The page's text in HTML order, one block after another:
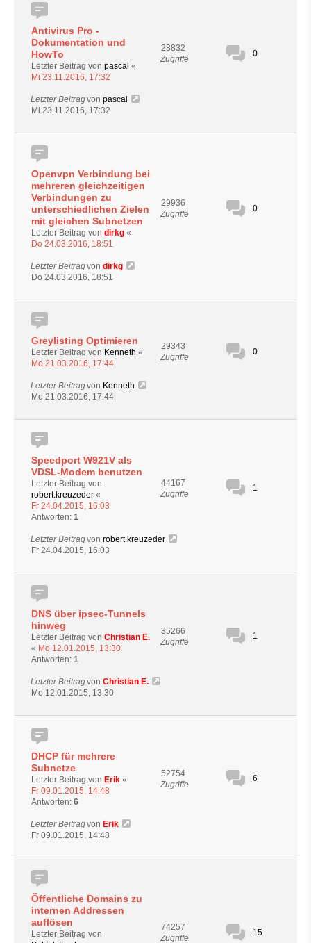
Antivirus Pro -
Dokumentation und
HowTo
Letzter Beitrag von pascal «
Mi 23.11.2016, 17:32
28832
Zugriffe
0
Letzter Beitragvon pascal
Mi 23.11.2016, 17:32
Openvpn Verbindung bei
mehreren gleichzeitigen
Verbindungen zu
unterschiedlichen Zielen
mit gleichen Subnetzen
Letzter Beitrag von dirkg «
Do 24.03.2016, 18:51
29936
Zugriffe
0
Letzter Beitragvon dirkg
Do 24.03.2016, 18:51
Greylisting Optimieren
Letzter Beitrag von Kenneth «
Mo 21.03.2016, 17:44
29343
Zugriffe
0
Letzter Beitragvon Kenneth
Mo 21.03.2016, 17:44
Speedport W921V als
VDSL-Modem benutzen
Letzter Beitrag von
robert.kreuzeder «
Fr 24.04.2015, 16:03
Antworten: 1
44167
Zugriffe
1
Letzter Beitragvon robert.kreuzeder
Fr 24.04.2015, 16:03
DNS über ipsec-Tunnels
hinweg
Letzter Beitrag von Christian E.
« Mo 12.01.2015, 13:30
Antworten: 1
35266
Zugriffe
1
Letzter Beitragvon Christian E.
Mo 12.01.2015, 13:30
DHCP für mehrere
Subnetze
Letzter Beitrag von Erik «
Fr 09.01.2015, 14:48
Antworten: 6
52754
Zugriffe
6
Letzter Beitragvon Erik
Fr 09.01.2015, 14:48
Öffentliche Domains zu
internen Addressen
auflösen
Letzter Beitrag von
74257
Zugriffe
15